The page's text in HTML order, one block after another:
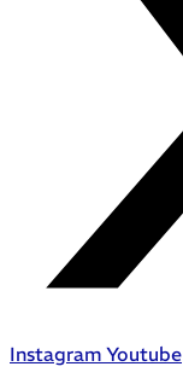
Instagram Youtube